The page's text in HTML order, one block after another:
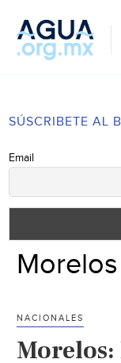
SÚSCRIBETE AL
Email
Morelos
NACIONALES
Morelos: